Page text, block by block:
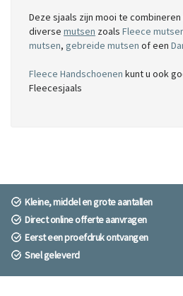
Deze sjaals zijn mooi te
diverse mutsen zoals Fleece
mutsen, gebreide mutsen of een
Fleece Handschoenen kunt u ook
Fleecesjaals
Kleine, middel en grote aantallen
Direct online offerte aanvragen
Eerst een proefdruk ontvangen
Snel geleverd